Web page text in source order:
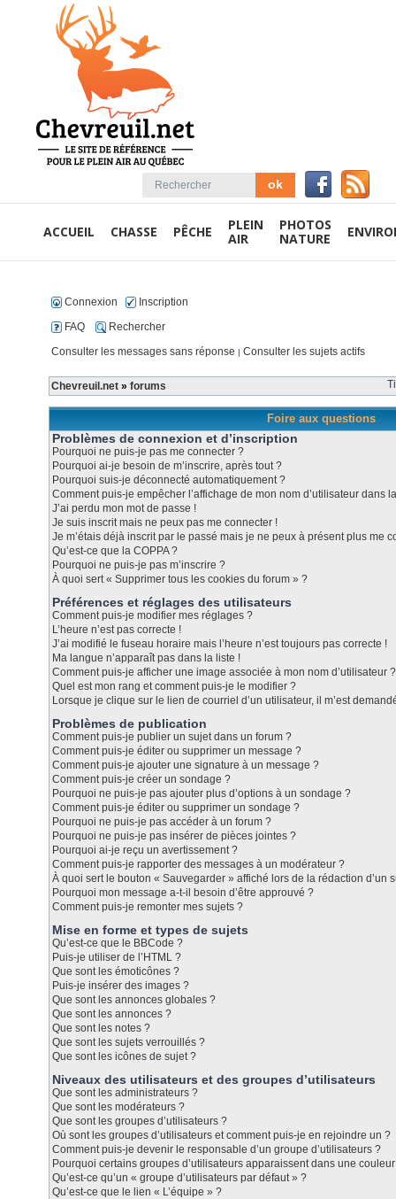
ACCUEIL CHASSE PÊCHE
PLEIN
AIR
PHOTOS
NATURE
Connexion
Inscription
FAQ
Rechercher
Consulter les messages sans réponse | Consulter les sujets actifs
Chevreuil.net » forums
Foire aux questions
Problèmes de connexion et d’inscription
Pourquoi ne puis-je pas me connecter ?
Pourquoi ai-je besoin de m’inscrire, après tout ?
Pourquoi suis-je déconnecté automatiquement ?
Comment puis-je empêcher l’affichage de mon nom d’utilisateur dans
J’ai perdu mon mot de passe !
Je suis inscrit mais ne peux pas me connecter !
Je m’étais déjà inscrit par le passé mais je ne peux à présent plus me
Qu’est-ce que la COPPA ?
Pourquoi ne puis-je pas m’inscrire ?
À quoi sert « Supprimer tous les cookies du forum » ?
Préférences et réglages des utilisateurs
Comment puis-je modifier mes réglages ?
L’heure n’est pas correcte !
J’ai modifié le fuseau horaire mais l’heure n’est toujours pas correcte !
Ma langue n’apparaît pas dans la liste !
Comment puis-je afficher une image associée à mon nom d’utilisateur ?
Quel est mon rang et comment puis-je le modifier ?
Lorsque je clique sur le lien de courriel d’un utilisateur, il m’est
Problèmes de publication
Comment puis-je publier un sujet dans un forum ?
Comment puis-je éditer ou supprimer un message ?
Comment puis-je ajouter une signature à un message ?
Comment puis-je créer un sondage ?
Pourquoi ne puis-je pas ajouter plus d’options à un sondage ?
Comment puis-je éditer ou supprimer un sondage ?
Pourquoi ne puis-je pas accéder à un forum ?
Pourquoi ne puis-je pas insérer de pièces jointes ?
Pourquoi ai-je reçu un avertissement ?
Comment puis-je rapporter des messages à un modérateur ?
À quoi sert le bouton « Sauvegarder » affiché lors de la rédaction d’un
Pourquoi mon message a-t-il besoin d’être approuvé ?
Comment puis-je remonter mes sujets ?
Mise en forme et types de sujets
Qu’est-ce que le BBCode ?
Puis-je utiliser de l’HTML ?
Que sont les émoticônes ?
Puis-je insérer des images ?
Que sont les annonces globales ?
Que sont les annonces ?
Que sont les notes ?
Que sont les sujets verrouillés ?
Que sont les icônes de sujet ?
Niveaux des utilisateurs et des groupes d’utilisateurs
Que sont les administrateurs ?
Que sont les modérateurs ?
Que sont les groupes d’utilisateurs ?
Où sont les groupes d’utilisateurs et comment puis-je en rejoindre un ?
Comment puis-je devenir le responsable d’un groupe d’utilisateurs ?
Pourquoi certains groupes d’utilisateurs apparaissent dans une
Qu’est-ce qu’un « groupe d’utilisateurs par défaut » ?
Qu’est-ce que le lien « L’équipe » ?